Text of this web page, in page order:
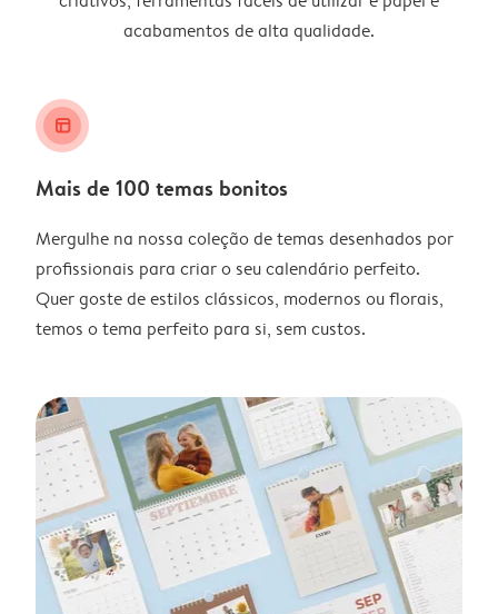
acabamentos de alta qualidade.
layout_alt
Mais de 100 temas bonitos
Mergulhe na nossa coleção de temas desenhados por
profissionais para criar o seu calendário perfeito.
Quer goste de estilos clássicos, modernos ou florais,
temos o tema perfeito para si, sem custos.